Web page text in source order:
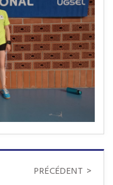
PRÉCÉDENT >